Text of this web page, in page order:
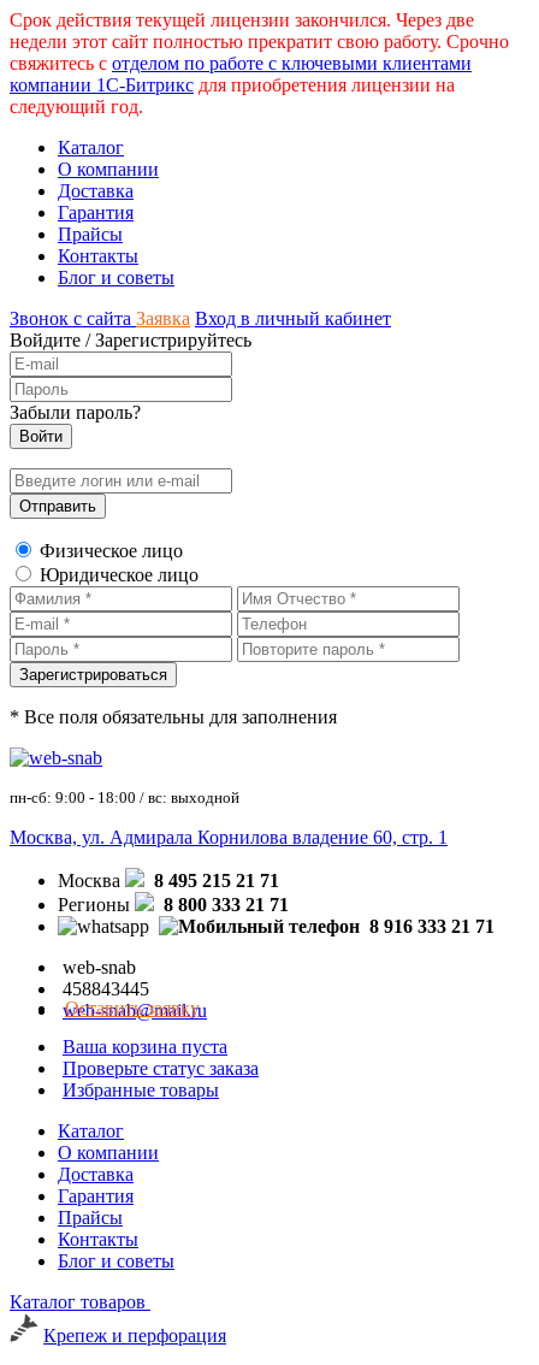
Срок действия текущей лицензии закончился. Через две
недели этот сайт полностью прекратит свою работу. Срочно
свяжитесь с отделом по работе с ключевыми клиентами
компании 1С-Битрикс для приобретения лицензии на
следующий год.
Каталог
О компании
Доставка
Гарантия
Прайсы
Контакты
Блог и советы
Звонок с сайта Заявка Вход в личный кабинет
Войдите /Зарегистрируйтесь
Забыли пароль?
Физическое лицо
Юридическое лицо
* Все поля обязательны для заполнения
пн-сб: 9:00 - 18:00 / вс: выходной
Москва, ул. Адмирала Корнилова владение 60, стр. 1
Москва
8 495 215 21 71
Регионы
8 800 333 21 71
8 916 333 21 71
web-snab
458843445
web-snab@mail.ru
Оставить заявку
Ваша корзина пуста
Проверьте статус заказа
Избранные товары
Каталог
О компании
Доставка
Гарантия
Прайсы
Контакты
Блог и советы
Каталог товаров
Крепеж и перфорация